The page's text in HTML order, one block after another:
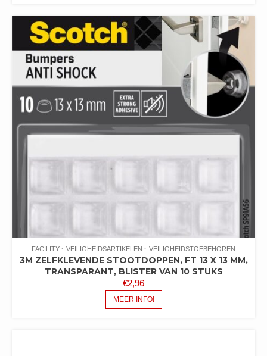
FACILITY VEILIGHEIDSARTIKELEN VEILIGHEIDSTOEBEHOREN
3M ZELFKLEVENDE STOOTDOPPEN, FT 13 X 13 MM,
TRANSPARANT, BLISTER VAN 10 STUKS
€2,96
MEER INFO!